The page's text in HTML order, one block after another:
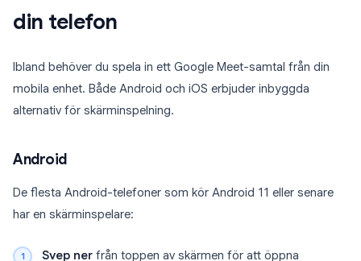
din telefon
Ibland behöver du spela in ett Google Meet-samtal från din
mobila enhet. Både Android och iOS erbjuder inbyggda
alternativ för skärminspelning.
Android
De flesta Android-telefoner som kör Android 11 eller senare
har en skärminspelare:
Svep ner från toppen av skärmen för att öppna